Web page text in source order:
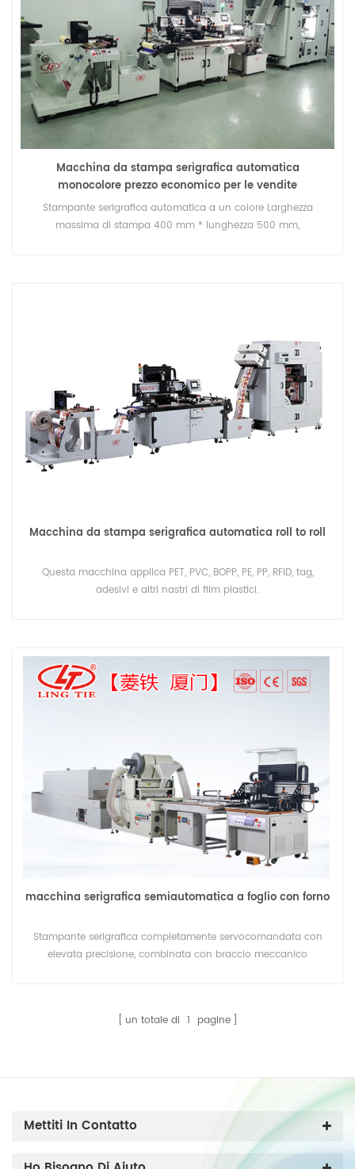
Macchina da stampa serigrafica automatica
monocolore prezzo economico per le vendite
Stampante serigrafica automatica a un colore Larghezza
massima di stampa 400 mm * lunghezza 500 mm,
Macchina da stampa serigrafica automatica roll to roll
Questa macchina applica PET, PVC, BOPP, PE, PP, RFID, tag,
adesivi e altri nastri di film plastici.
macchina serigrafica semiautomatica a foglio con forno
Stampante serigrafica completamente servocomandata con
elevata precisione, combinata con braccio meccanico
un totale di 1 pagine
Mettiti In Contatto